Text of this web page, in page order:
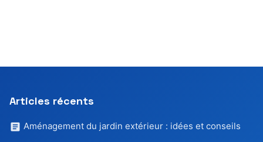
Articles récents
Aménagement du jardin extérieur : idées et conseils